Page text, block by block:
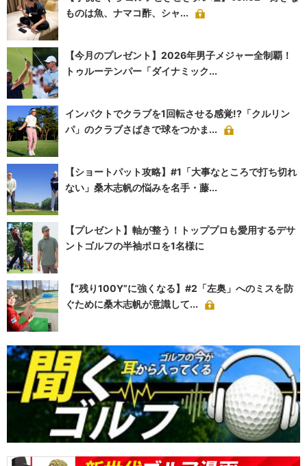
ものは魚、ナマコ酢、シャ...
【今月のプレゼント】2026年男子メジャー全制覇！
トゥルーテンパー「ダイナミック...
インパクトでクラブを1回転させる感覚!?「クルリン
パ」のクラブさばきで球をつかま...
【ショートパット攻略】#1「大事なところで打ち切れ
ない」桑木志帆の悩みを名手・藤...
【プレゼント】軸が整う！トッププロも愛用するデサ
ントゴルフの半袖ポロを1名様に
【“残り100Y”に強くなる】#2「左奥」へのミスを防
ぐために桑木志帆が意識して...